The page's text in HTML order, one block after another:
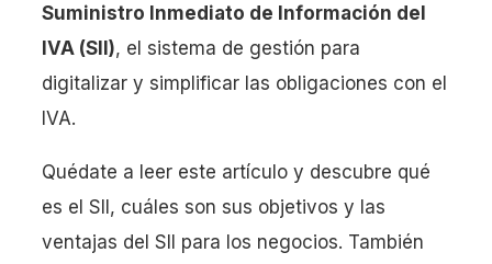
Suministro Inmediato de Información del
IVA (SII), el sistema de gestión para
digitalizar y simplificar las obligaciones con el
IVA.
Quédate a leer este artículo y descubre qué
es el SII, cuáles son sus objetivos y las
ventajas del SII para los negocios. También